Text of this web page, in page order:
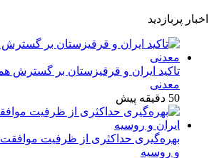
اخبار پربازدید
تاکید ایران و قرقیزستان بر گسترش
معدنی
50 دقیقه پیش
بهره‌گیری حداکثری از ظرفیت
و روسیه